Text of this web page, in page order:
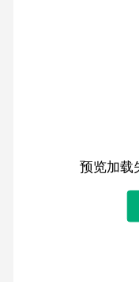
预览加载